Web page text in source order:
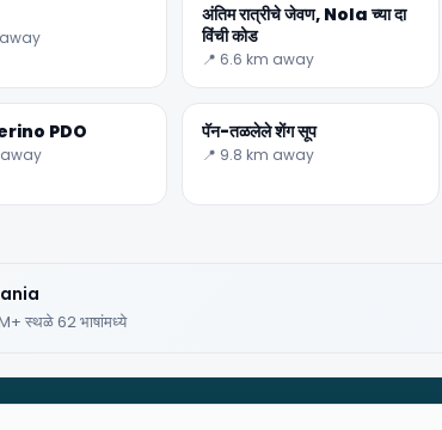
अंतिम रात्रीचे जेवण, Nola च्या दा
विंची कोड
📍 6.6 km away
PDO
away
पॅन-तळलेले शेंग सूप
📍 9.8 km away
स्थळे 62 भाषांमध्ये
Exploring the World